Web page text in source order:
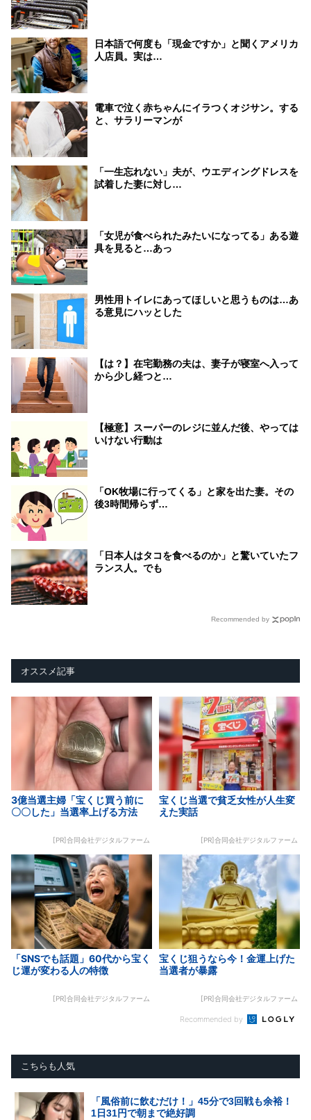
日本語で何度も「現金ですか」と聞くアメリカ
人店員。実は…
電車で泣く赤ちゃんにイラつくオジサン。する
と、サラリーマンが
「一生忘れない」夫が、ウエディングドレスを
試着した妻に対し…
「女児が食べられたみたいになってる」ある遊
具を見ると…あっ
男性用トイレにあってほしいと思うものは…あ
る意見にハッとした
【は？】在宅勤務の夫は、妻子が寝室へ入って
から少し経つと…
【極意】スーパーのレジに並んだ後、やっては
いけない行動は
「OK牧場に行ってくる」と家を出た妻。その
後3時間帰らず…
「日本人はタコを食べるのか」と驚いていたフ
ランス人。でも
Recommended by
オススメ記事
3億当選主婦「宝くじ買う前に
〇〇した」当選率上げる方法
[PR]合同会社デジタルファーム
宝くじ当選で貧乏女性が人生変
えた実話
[PR]合同会社デジタルファーム
「SNSでも話題」60代から宝く
じ運が変わる人の特徴
[PR]合同会社デジタルファーム
宝くじ狙うなら今！金運上げた
当選者が暴露
[PR]合同会社デジタルファーム
Recommended by
こちらも人気
「風俗前に飲むだけ！」45分で3回戦も余裕！
1日31円で朝まで絶好調